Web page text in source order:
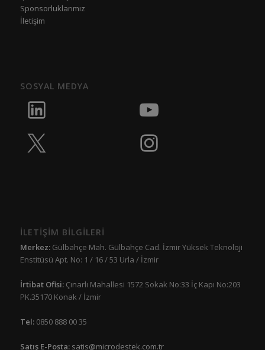
Sponsorluklarımız
İletişim
SOSYAL MEDYA
İLETİŞİM BİLGİLERİ
Merkez:Gülbahçe Mah. Gülbahçe Cad. İzmir Yüksek Teknoloji
Enstitüsü Apt. No: 1 / 16 / 53 Urla / İzmir
İrtibat Ofisi: Çınarlı Mahallesi 1572 Sokak No:33 İç Kapı No:203
PK.35170 Konak / İzmir
Tel:0850 888 00 35
Satış E-Posta: satis@microdestek.com.tr